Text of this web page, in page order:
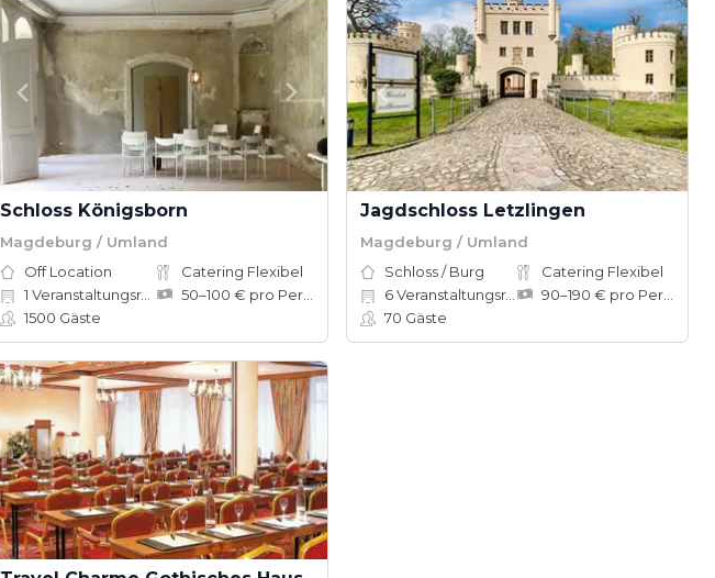
Schloss Königsborn
Magdeburg / Umland
Off Location
Catering Flexibel
1 Veranstaltungsräume
1500 Gäste
Jagdschloss Letzlingen
Magdeburg / Umland
Schloss / Burg
Catering Flexibel
6Veranstaltungsräume
70 Gäste